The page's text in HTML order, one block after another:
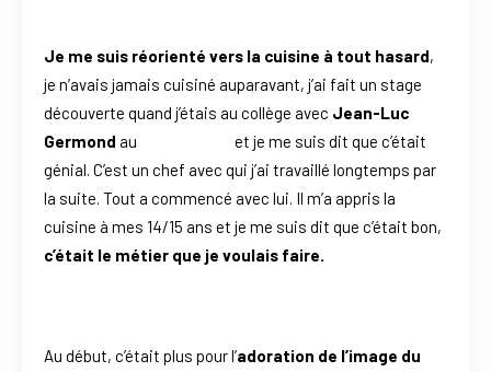
Je me suis réorienté vers la cuisine à tout hasard,
je n’avais jamais cuisiné auparavant, j’ai fait un stage
découverte quand j’étais au collège avec Jean-Luc
Germond au
et je me suis dit que c’était
génial. C’est un chef avec qui j’ai travaillé longtemps par
la suite. Tout a commencé avec lui. Il m’a appris la
cuisine à mes 14/15 ans et je me suis dit que c’était bon,
c’était le métier que je voulais faire.
Au début, c’était plus pour l’adoration de l’image du